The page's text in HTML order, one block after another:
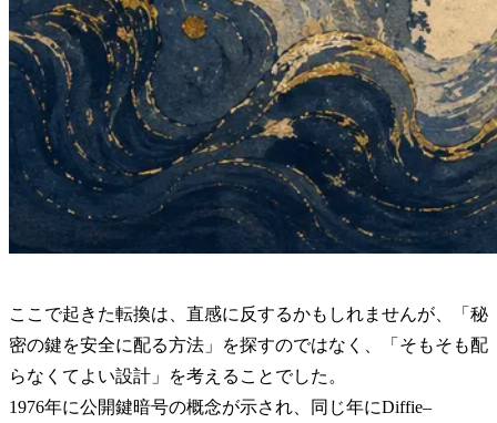
ここで起きた転換は、直感に反するかもしれませんが、「秘
密の鍵を安全に配る方法」を探すのではなく、「そもそも配
らなくてよい設計」を考えることでした。
1976年に公開鍵暗号の概念が示され、同じ年にDiffie–